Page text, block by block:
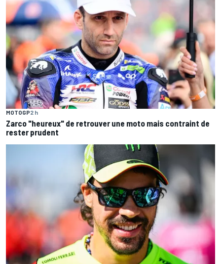
MOTOGP2 h
Zarco "heureux" de retrouver une moto mais contraint de
rester prudent